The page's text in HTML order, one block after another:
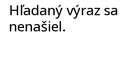
Hľadaný výraz sa
nenašiel.